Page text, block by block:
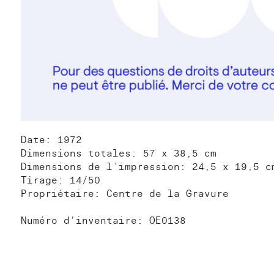
Date: 1972
Dimensions totales: 57 x 38,5 cm
Dimensions de l’impression: 24,5 x 19,5
Tirage: 14/50
Propriétaire: Centre de la Gravure
Numéro d'inventaire: OE0138